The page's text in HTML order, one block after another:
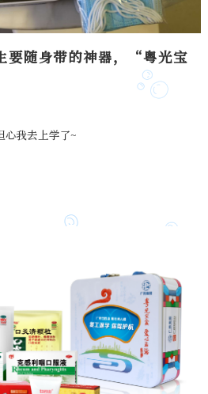
要随身带的神器，“粤光宝
心我去上学了~